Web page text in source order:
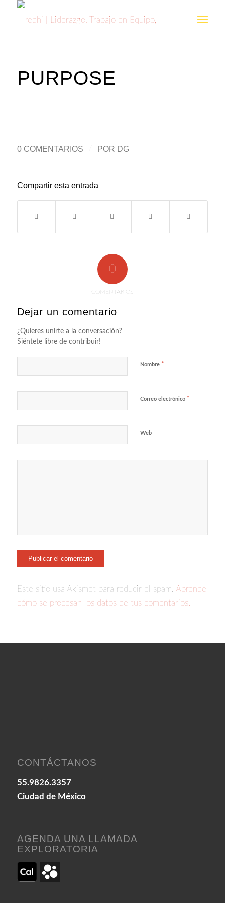
PURPOSE
0 COMENTARIOS POR DG
Compartir esta entrada
0
COMENTARIOS
Dejar un comentario
¿Quieres unirte a la conversación?
Siéntete libre de contribuir!
Nombre *
Correo electrónico *
Web
Este sitio usa Akismet para reducir el spam. Aprende
cómo se procesan los datos de tus comentarios.
CONTÁCTANOS
55.9826.3357
Ciudad de México
AGENDA UNA LLAMADA
EXPLORATORIA